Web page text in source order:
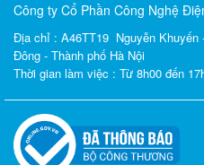
Công ty Cổ Phần Công Nghệ
Địa chỉ : A46TT19 Nguyễn Khuyến
Đông - Thành phố Hà Nội
Thời gian làm việc : Từ 8h00 đến